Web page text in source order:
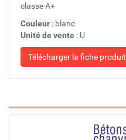
classe A+
Couleur : blanc
Unité de vente : U
Télécharger la fiche produit